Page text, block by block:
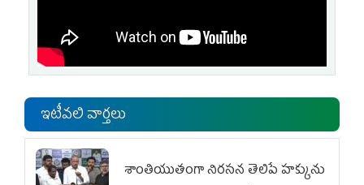
ఇటీవలి వార్తలు
శాంతియుతంగా నిరసన తెలిపే హక్కును